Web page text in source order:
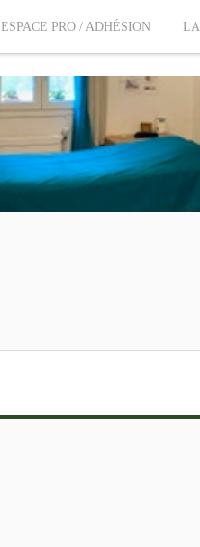
ESPACE PRO / ADHÉSION LA